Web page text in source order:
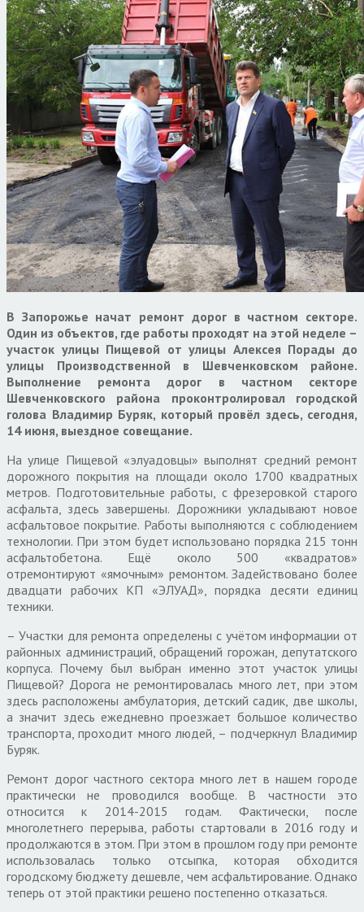
В Запорожье начат ремонт дорог в частном секторе.
Один из объектов, где работы проходят на этой неделе –
участок улицы Пищевой от улицы Алексея Порады до
улицы Производственной в Шевченковском районе.
Выполнение ремонта дорог в частном секторе
Шевченковского района проконтролировал городской
голова Владимир Буряк, который провёл здесь, сегодня,
14 июня, выездное совещание.
На улице Пищевой «элуадовцы» выполнят средний ремонт
дорожного покрытия на площади около 1700 квадратных
метров. Подготовительные работы, с фрезеровкой старого
асфальта, здесь завершены. Дорожники укладывают новое
асфальтовое покрытие. Работы выполняются с соблюдением
технологии. При этом будет использовано порядка 215 тонн
асфальтобетона. Ещё около 500 «квадратов»
отремонтируют «ямочным» ремонтом. Задействовано более
двадцати рабочих КП «ЭЛУАД», порядка десяти единиц
техники.
– Участки для ремонта определены с учётом информации от
районных администраций, обращений горожан, депутатского
корпуса. Почему был выбран именно этот участок улицы
Пищевой? Дорога не ремонтировалась много лет, при этом
здесь расположены амбулатория, детский садик, две школы,
а значит здесь ежедневно проезжает большое количество
транспорта, проходит много людей, – подчеркнул Владимир
Буряк.
Ремонт дорог частного сектора много лет в нашем городе
практически не проводился вообще. В частности это
относится к 2014-2015 годам.
Фактически, после
многолетнего перерыва, работы стартовали в 2016 году и
продолжаются в этом. При этом в прошлом году при ремонте
использовалась только отсыпка, которая обходится
городскому бюджету дешевле, чем асфальтирование. Однако
теперь от этой практики решено постепенно отказаться.